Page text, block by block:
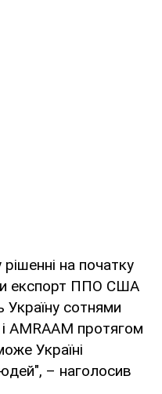
на початку
експорт ППО США
Україну сотнями
AMRAAM протягом
Україні
– наголосив